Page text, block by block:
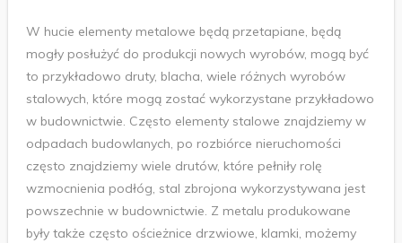
W hucie elementy metalowe będą przetapiane, będą
mogły posłużyć do produkcji nowych wyrobów, mogą być
to przykładowo druty, blacha, wiele różnych wyrobów
stalowych, które mogą zostać wykorzystane przykładowo
w budownictwie. Często elementy stalowe znajdziemy w
odpadach budowlanych, po rozbiórce nieruchomości
często znajdziemy wiele drutów, które pełniły rolę
wzmocnienia podłóg, stal zbrojona wykorzystywana jest
powszechnie w budownictwie. Z metalu produkowane
były także często ościeżnice drzwiowe, klamki, możemy